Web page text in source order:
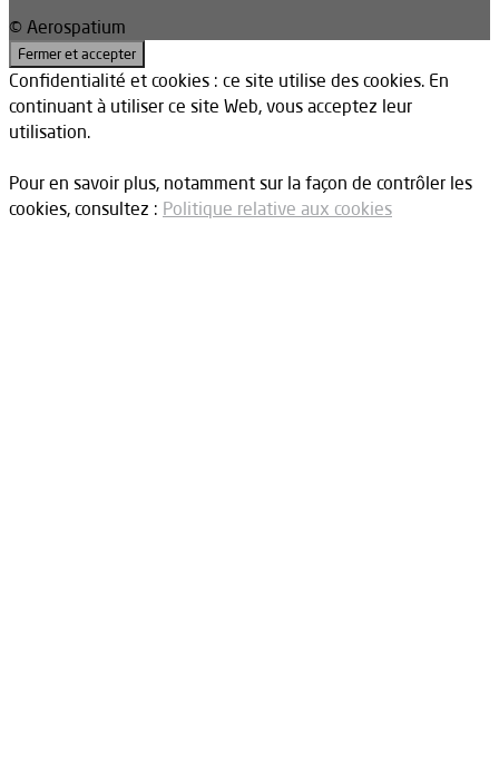
© Aerospatium
Confidentialité et cookies : ce site utilise des cookies. En
continuant à utiliser ce site Web, vous acceptez leur
utilisation.
Pour en savoir plus, notamment sur la façon de contrôler les
cookies, consultez : Politique relative aux cookies